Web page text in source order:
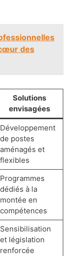
des
Solutions
envisagées
Développement
de postes
aménagés et
flexibles
Programmes
dédiés à la
montée en
compétences
Sensibilisation
et législation
renforcée